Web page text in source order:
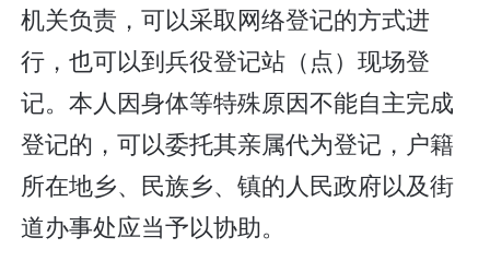
机关负责，可以采取网络登记的方式进
行，也可以到兵役登记站（点）现场登
记。本人因身体等特殊原因不能自主完成
登记的，可以委托其亲属代为登记，户籍
所在地乡、民族乡、镇的人民政府以及街
道办事处应当予以协助。